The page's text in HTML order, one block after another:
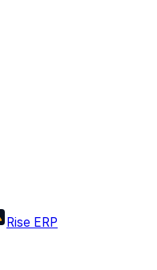
Rise ERP